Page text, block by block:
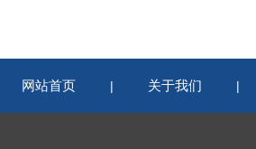
网站首页 | 关于我们 |